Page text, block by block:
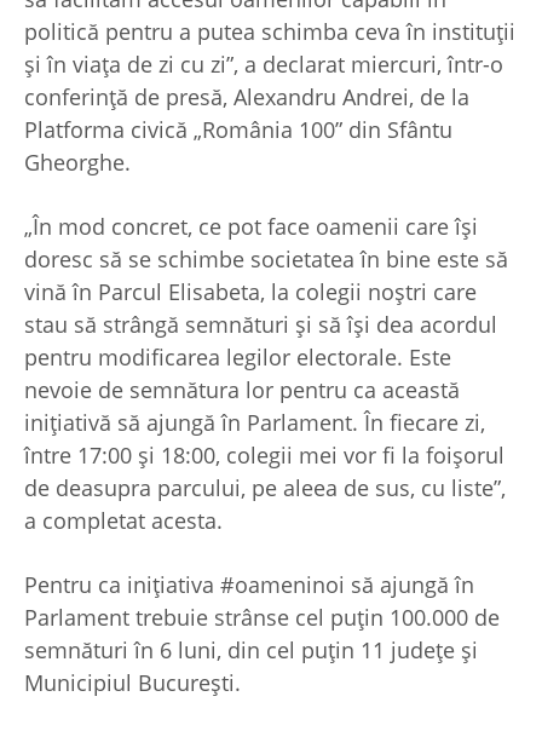
politică pentru a putea schimba ceva în instituții
și în viața de zi cu zi”, a declarat miercuri, într-o
conferință de presă, Alexandru Andrei, de la
Platforma civică „România 100” din Sfântu
Gheorghe.
„În mod concret, ce pot face oamenii care își
doresc să se schimbe societatea în bine este să
vină în Parcul Elisabeta, la colegii noștri care
stau să strângă semnături și să își dea acordul
pentru modificarea legilor electorale. Este
nevoie de semnătura lor pentru ca această
inițiativă să ajungă în Parlament. În fiecare zi,
între 17:00 și 18:00, colegii mei vor fi la foișorul
de deasupra parcului, pe aleea de sus, cu liste”,
a completat acesta.
Pentru ca inițiativa #oameninoi să ajungă în
Parlament trebuie strânse cel puțin 100.000 de
semnături în 6 luni, din cel puțin 11 județe și
Municipiul București.